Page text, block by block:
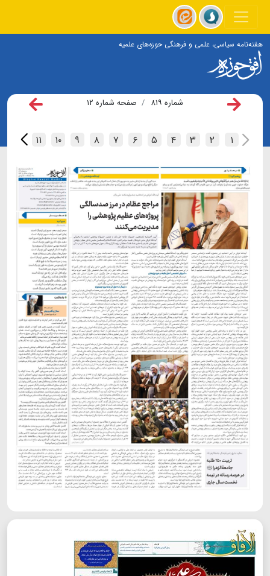
هفته‌نامه سیاسی، علمی و فرهنگی حوزه‌های علمیه
شماره ۸۱۹ صفحه شماره ۱۲
۱ ۲ ۳ ۴ ۵ ۶ ۷ ۸ ۹ ۱۰ ۱۱ ۱۲